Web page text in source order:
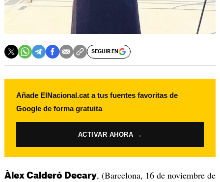
SEGUIR EN
Añade ElNacional.cat a tus fuentes favoritas de
Google de forma gratuita
ACTIVAR AHORA →
Àlex Calderó Decary, (Barcelona, 16 de noviembre de